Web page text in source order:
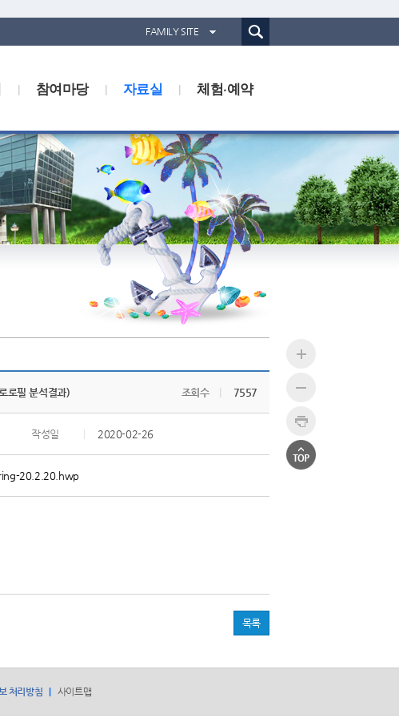
FAMILY SITE
경기도동물위생시험소
경기해양수산자원연구소
통합검색(웹)
체험·예약
자료실
참여마당
로필 분석결과) 조회수 7557
작성일 2020-02-26
20.2.20.hwp
목록
처리방침 사이트맵